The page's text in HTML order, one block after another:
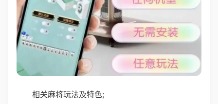
相关麻将玩法及特色;